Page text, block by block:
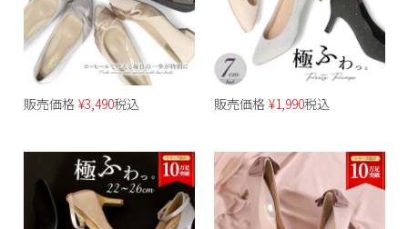
販売価格 ¥3,490税込 販売価格 ¥1,990税込